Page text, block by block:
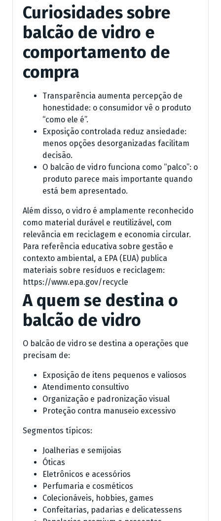
Curiosidades sobre
balcão de vidro e
comportamento de
compra
Transparência aumenta percepção de
honestidade: o consumidor vê o produto
“como ele é”.
Exposição controlada reduz ansiedade:
menos opções desorganizadas facilitam
decisão.
O balcão de vidro funciona como “palco”: o
produto parece mais importante quando
está bem apresentado.
Além disso, o vidro é amplamente reconhecido
como material durável e reutilizável, com
relevância em reciclagem e economia circular.
Para referência educativa sobre gestão e
contexto ambiental, a EPA (EUA) publica
materiais sobre resíduos e reciclagem:
https://www.epa.gov/recycle
A quem se destina o
balcão de vidro
O balcão de vidro se destina a operações que
precisam de:
Exposição de itens pequenos e valiosos
Atendimento consultivo
Organização e padronização visual
Proteção contra manuseio excessivo
Segmentos típicos:
Joalherias e semijoias
Óticas
Eletrônicos e acessórios
Perfumaria e cosméticos
Colecionáveis, hobbies, games
Confeitarias, padarias e delicatessens